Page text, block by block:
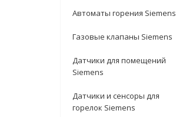
Автоматы горения Siemens
Газовые клапаны Siemens
Датчики для помещений
Siemens
Датчики и сенсоры для
горелок Siemens